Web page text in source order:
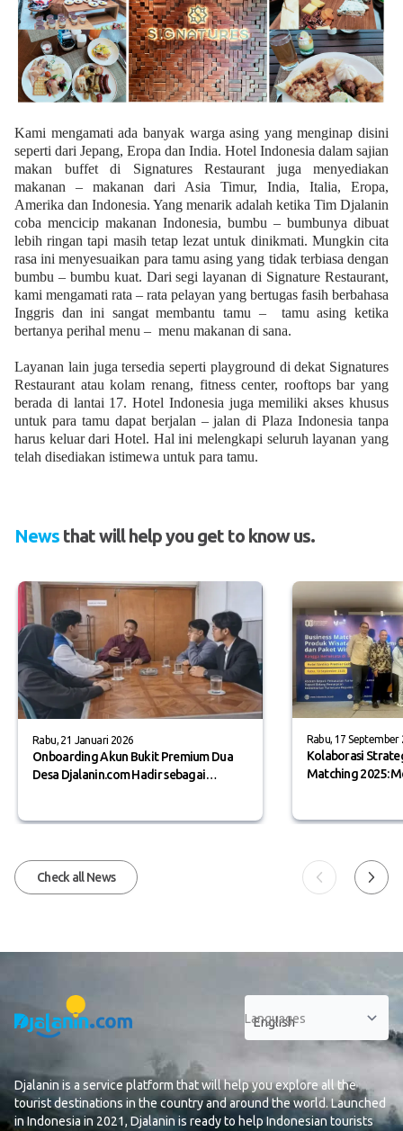
Kami mengamati ada banyak warga asing yang menginap disini
seperti dari Jepang, Eropa dan India. Hotel Indonesia dalam sajian
makan buffet di Signatures Restaurant juga menyediakan
makanan – makanan dari Asia Timur, India, Italia, Eropa,
Amerika dan Indonesia. Yang menarik adalah ketika Tim Djalanin
coba mencicip makanan Indonesia, bumbu – bumbunya dibuat
lebih ringan tapi masih tetap lezat untuk dinikmati. Mungkin cita
rasa ini menyesuaikan para tamu asing yang tidak terbiasa dengan
bumbu – bumbu kuat. Dari segi layanan di Signature Restaurant,
kami mengamati rata – rata pelayan yang bertugas fasih berbahasa
Inggris dan ini sangat membantu tamu – tamu asing ketika
bertanya perihal menu – menu makanan di sana.
Layanan lain juga tersedia seperti playground di dekat Signatures
Restaurant atau kolam renang, fitness center, rooftops bar yang
berada di lantai 17. Hotel Indonesia juga memiliki akses khusus
untuk para tamu dapat berjalan – jalan di Plaza Indonesia tanpa
harus keluar dari Hotel. Hal ini melengkapi seluruh layanan yang
telah disediakan istimewa untuk para tamu.
News that will help you get to know us.
Rabu, 21 Januari 2026
Onboarding Akun Bukit Premium Dua
Desa Djalanin.com Hadir sebagai
Rabu, 17 September
Kolaborasi
Matching 2025:
Check all News
Languages
Djalanin is a service platform that will help you explore all the
tourist destinations in the country and around the world. Launched
in Indonesia in 2021, Djalanin is ready to help Indonesian tourists